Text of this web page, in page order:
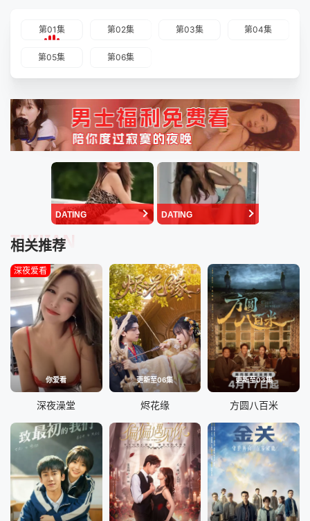
第01集 第02集 第03集 第04集
第05集 第06集
DATING DATING
相关推荐
TUIJIAN
你爱看
深夜爱看
深夜澡堂
更新至06集
烬花缘
更新至03集
方圆八百米